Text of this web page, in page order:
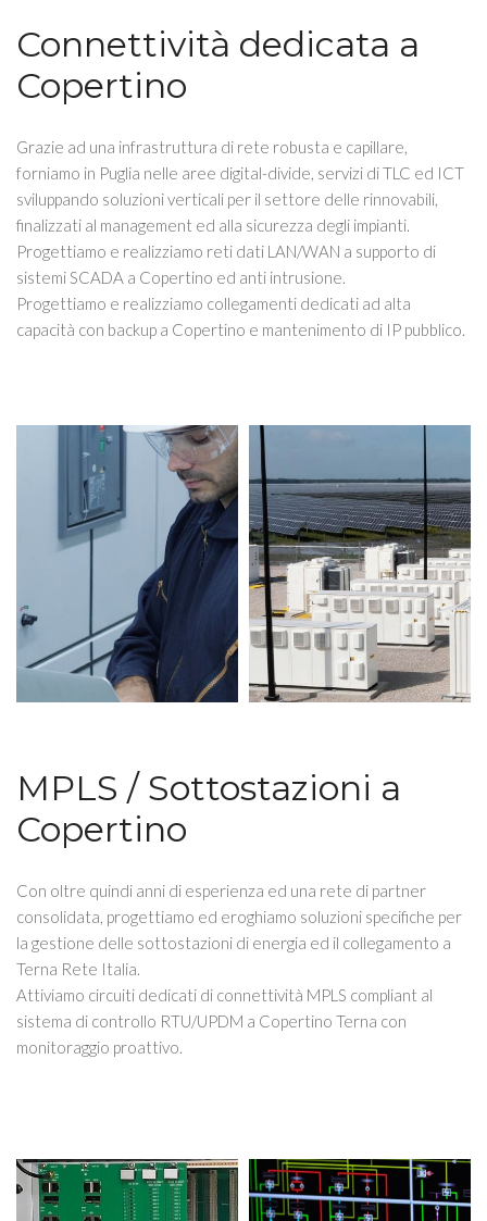
Connettività dedicata a
Copertino
Grazie ad una infrastruttura di rete robusta e capillare,
forniamo in Puglia nelle aree digital-divide, servizi di TLC ed ICT
sviluppando soluzioni verticali per il settore delle rinnovabili,
finalizzati al management ed alla sicurezza degli impianti.
Progettiamo e realizziamo reti dati LAN/WAN a supporto di
sistemi SCADA a Copertino ed anti intrusione.
Progettiamo e realizziamo collegamenti dedicati ad alta
capacità con backup a Copertino e mantenimento di IP pubblico.
MPLS / Sottostazioni a
Copertino
Con oltre quindi anni di esperienza ed una rete di partner
consolidata, progettiamo ed eroghiamo soluzioni specifiche per
la gestione delle sottostazioni di energia ed il collegamento a
Terna Rete Italia.
Attiviamo circuiti dedicati di connettività MPLS compliant al
sistema di controllo RTU/UPDM a Copertino Terna con
monitoraggio proattivo.